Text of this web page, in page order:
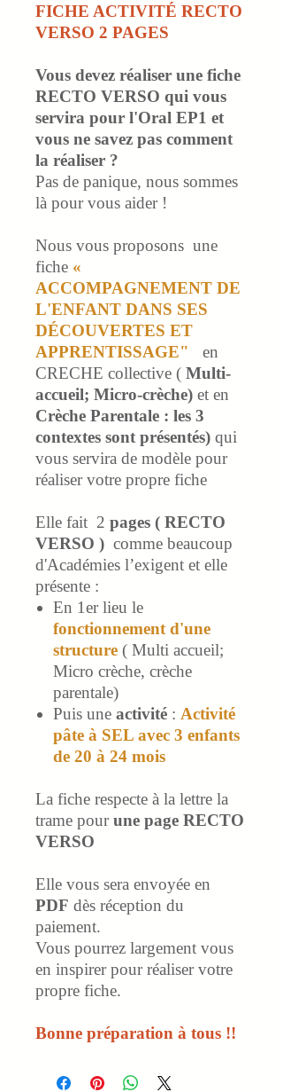
FICHE ACTIVITÉ RECTO
VERSO 2 PAGES
Vous devez réaliser une fiche
RECTO VERSO qui vous
servira pour l'Oral EP1 et
vous ne savez pas comment
la réaliser ?
Pas de panique, nous sommes
là pour vous aider !
Nous vous proposons une
fiche «
ACCOMPAGNEMENT DE
L'ENFANT DANS SES
DÉCOUVERTES ET
APPRENTISSAGE"
en
CRECHE collective ( Multi-
accueil; Micro-crèche) et en
Crèche Parentale : les 3
contextes sont présentés) qui
vous servira de modèle pour
réaliser votre propre fiche
Elle fait 2 pages ( RECTO
VERSO ) comme beaucoup
d'Académies l’exigent et elle
présente :
En 1er lieu le
fonctionnement d'une
structure ( Multi accueil;
Micro crèche, crèche
parentale)
Puis une activité : Activité
pâte à SEL avec 3 enfants
de 20 à 24 mois
La fiche respecte à la lettre la
trame pourune page RECTO
VERSO
Elle vous sera envoyée en
PDF dès réception du
paiement.
Vous pourrez largement vous
en inspirer pour réaliser votre
propre fiche.
Bonne préparation à tous !!